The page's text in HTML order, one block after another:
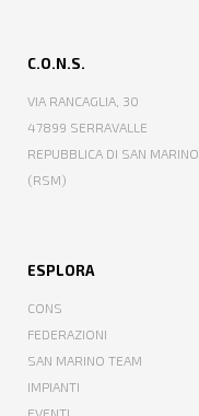
C.O.N.S.
VIA RANCAGLIA, 30
47899 SERRAVALLE
REPUBBLICA DI SAN MARINO
(RSM)
ESPLORA
CONS
FEDERAZIONI
SAN MARINO TEAM
IMPIANTI
EVENTI